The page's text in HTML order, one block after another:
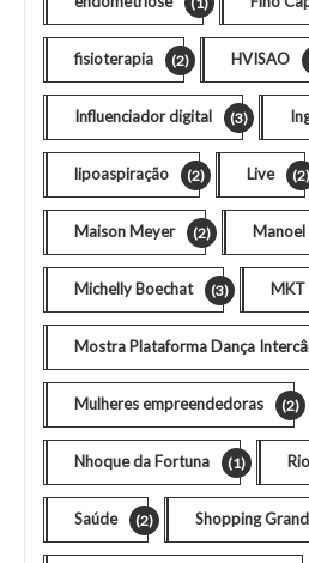
fisioterapia (2) HVISAO
Influenciador digital (3)
lipoaspiração (2) Live (2)
Maison Meyer (2)
Michelly Boechat (3) MKT
Mostra Plataforma Dança
Mulheres empreendedoras (2)
Nhoque da Fortuna (1)
Saúde (2) Shopping